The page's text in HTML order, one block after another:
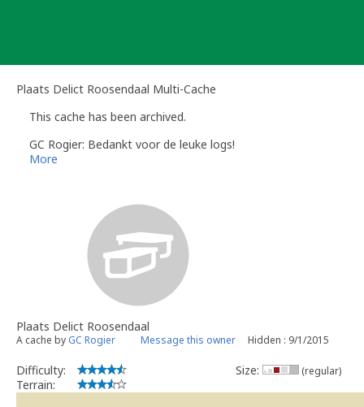
Plaats Delict Roosendaal Multi-Cache
This cache has been archived.
GC Rogier: Bedankt voor de leuke logs!
More
Plaats Delict Roosendaal
A cache by GC Rogier Message this owner Hidden : 9/1/2015
Difficulty:
Terrain:
Size: (regular)